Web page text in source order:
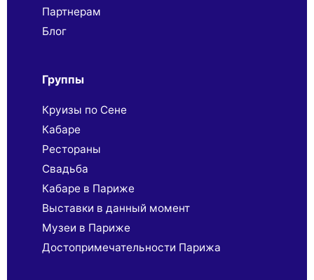
Партнерaм
Блог
Группы
Круизы по Сене
Кабаре
Рестораны
Свадьба
Кабаре в Париже
Выставки в данный момент
Музеи в Париже
Достопримечательности Парижа